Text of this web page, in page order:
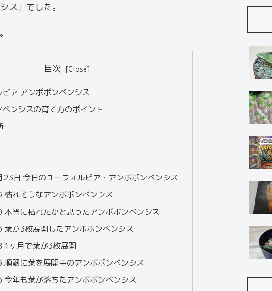
ス」でした。
目次
ア アンボボンベンシス
ベンシスの育て方のポイント
日 今日のユーフォルビア・アンボボンベンシス
れそうなアンボボンベンシス
当に枯れたかと思ったアンボボンベンシス
が3枚展開したアンボボンベンシス
ヶ月で葉が3枚展開
調に葉を展開中のアンボボンベンシス
年も葉が落ちたアンボボンベンシス